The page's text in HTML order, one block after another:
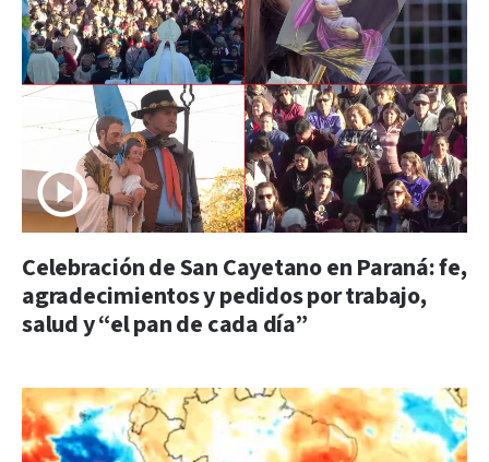
Celebración de San Cayetano en Paraná: fe,
agradecimientos y pedidos por trabajo,
salud y “el pan de cada día”